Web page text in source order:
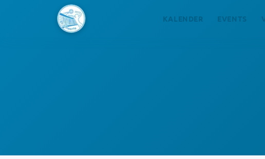
KALENDER EVENTS